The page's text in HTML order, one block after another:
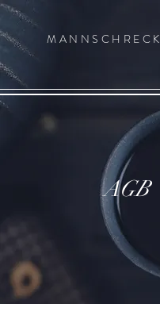
MANNSCHRECK
AGB